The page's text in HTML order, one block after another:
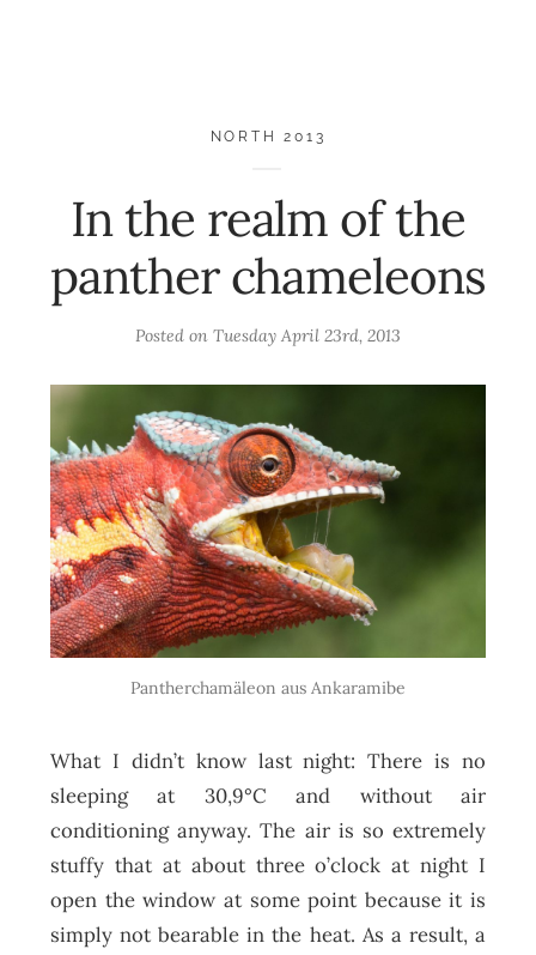
NORTH 2013
In the realm of the
panther chameleons
Posted on Tuesday April 23rd, 2013
Pantherchamäleon aus Ankaramibe
What I didn’t know last night: There is no
sleeping at 30,9°C and without air
conditioning anyway. The air is so extremely
stuffy that at about three o’clock at night I
open the window at some point because it is
simply not bearable in the heat. As a result, a